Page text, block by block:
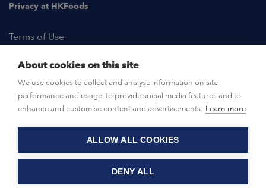
Privacy at HKFoods
Terms of Use
OPEN POSITIONS
CONTACT US
About cookies on this site
We use cookies to collect and analyse information on site
performance and usage, to provide social media features and to
enhance and customise content and advertisements. Learn more
ALLOW ALL COOKIES
DENY ALL